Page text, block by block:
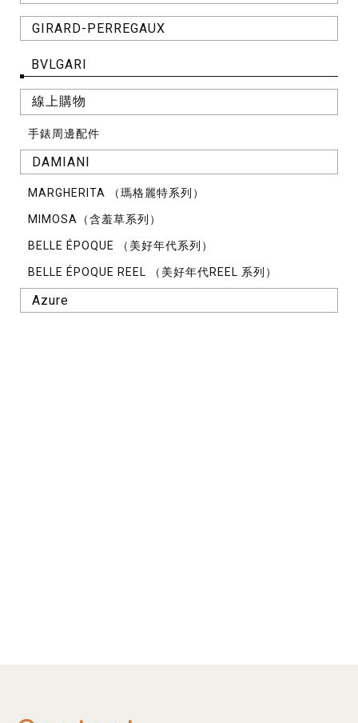
GIRARD-PERREGAUX
BVLGARI
線上購物
手錶周邊配件
DAMIANI
MARGHERITA （瑪格麗特系列）
MIMOSA（含羞草系列）
BELLE ÉPOQUE （美好年代系列）
BELLE ÉPOQUE REEL （美好年代REEL 系列）
Azure